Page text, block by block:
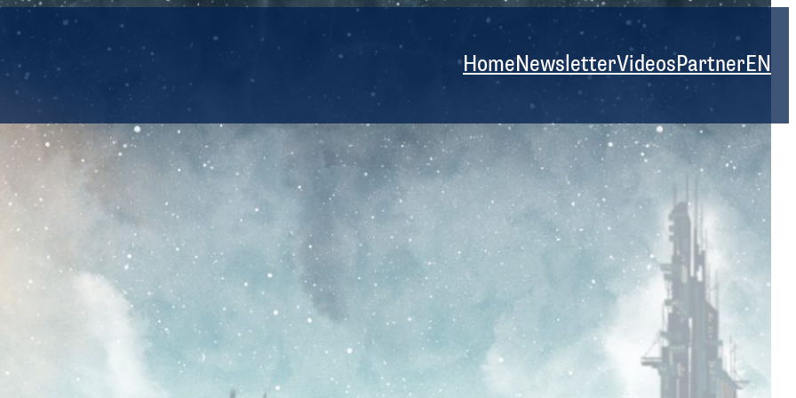
HomeNewsletterVideosPartnerEN